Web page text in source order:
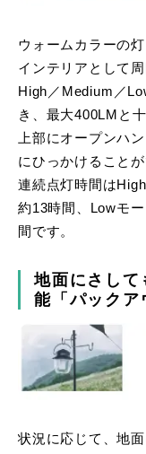
ウォームカラーの
インテリアとして
High／Medium／
き、最大400LMと
上部にオープンハ
にひっかけることが
連続点灯時間は
約13時間、Lowモ
間です。
地面にさして
能「パックア
状況に応じて、地